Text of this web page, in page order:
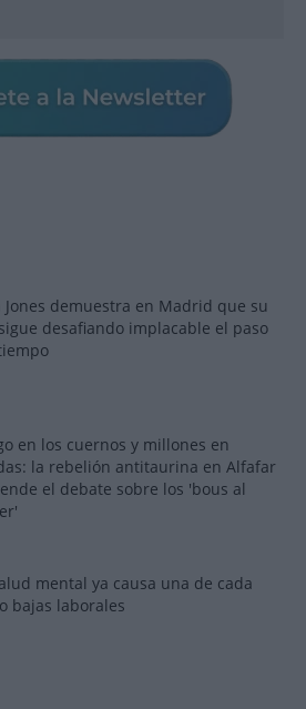
Jones demuestra en Madrid que su
desafiando implacable el paso
en los cuernos y millones en
la rebelión antitaurina en Alfafar
el debate sobre los 'bous al
mental ya causa una de cada
bajas laborales